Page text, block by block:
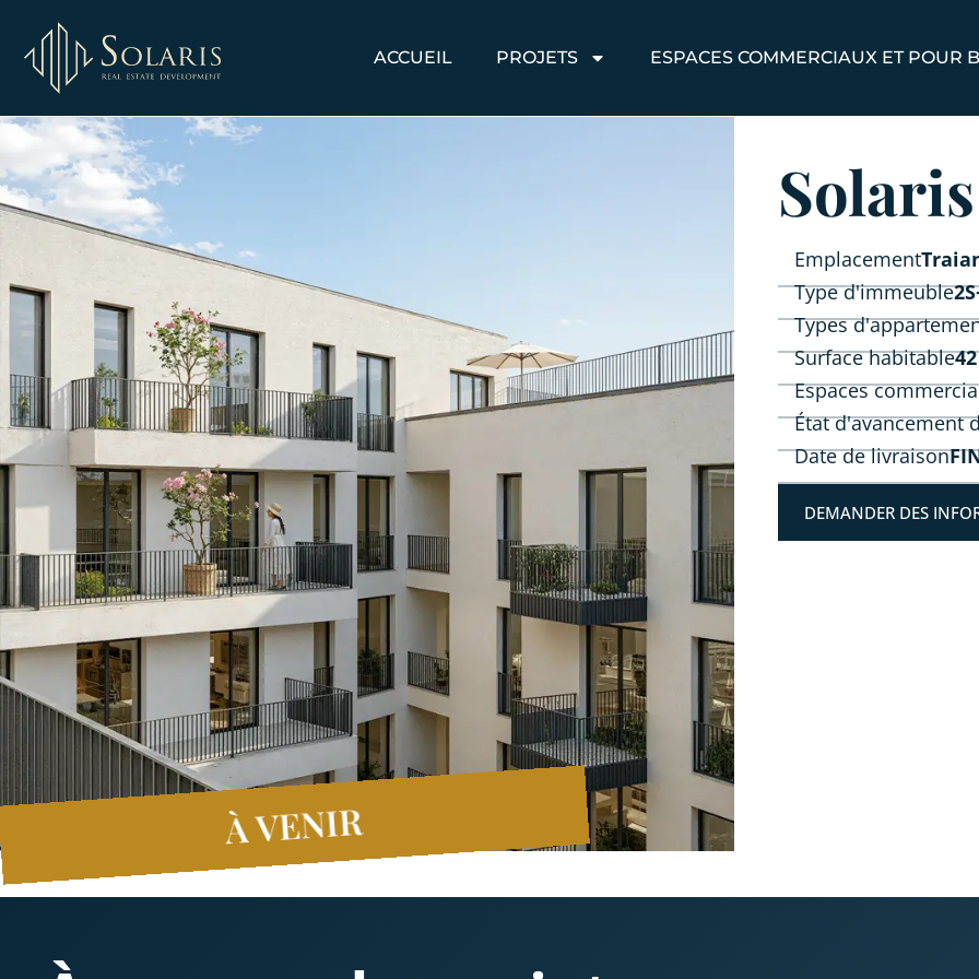
ACCUEIL PROJETS ESPACES COMMERCIAUX ET POUR
À VENIR
Emplacement
Type d'immeuble
Types
Surface habitable
Espaces
État d'avancement
Date de livraison
DEMANDER DES